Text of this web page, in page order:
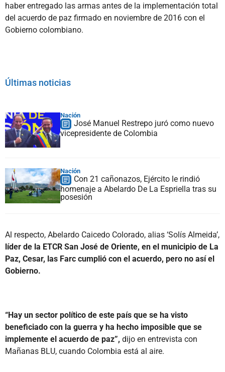
haber entregado las armas antes de la implementación total
del acuerdo de paz firmado en noviembre de 2016 con el
Gobierno colombiano.
Últimas noticias
Nación
José Manuel Restrepo juró como nuevo
vicepresidente de Colombia
Nación
Con 21 cañonazos, Ejército le rindió
homenaje a Abelardo De La Espriella tras su
posesión
Al respecto, Abelardo Caicedo Colorado, alias ‘Solís Almeida’,
líder de la ETCR San José de Oriente, en el municipio de La
Paz, Cesar, las Farc cumplió con el acuerdo, pero no así el
Gobierno.
“Hay un sector político de este país que se ha visto
beneficiado con la guerra y ha hecho imposible que se
implemente el acuerdo de paz”, dijo en entrevista con
Mañanas BLU, cuando Colombia está al aire.